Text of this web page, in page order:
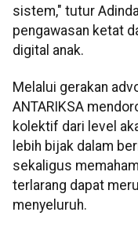
sistem," tutur
pengawasan ketat
digital anak.
Melalui gerakan
ANTARIKSA
kolektif dari level
lebih bijak dalam
sekaligus
terlarang dapat
menyeluruh.